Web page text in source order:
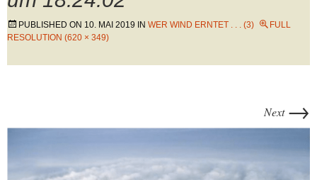
PUBLISHED ON 10. MAI 2019 IN WER WIND ERNTET . . . (3)
FULL
RESOLUTION (620 × 349)
Next →